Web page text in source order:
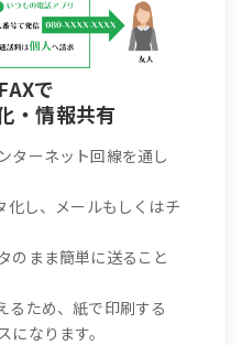
で
・情報共有
ターネット回線を通し
化し、メールもしくはチ
のまま簡単に送ること
るため、紙で印刷する
なります。